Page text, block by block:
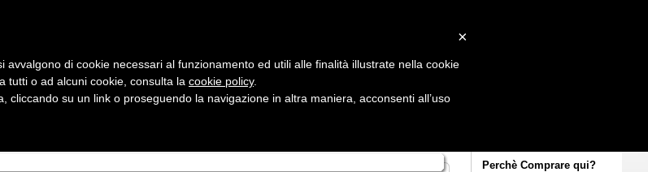
Cerca:
e Automazione Servizi
Robotica
Perchè Comprare qui?
×
di cookie necessari al funzionamento ed utili alle finalità illustrate nella cookie
tutti o ad alcuni cookie, consulta la cookie policy.
cliccando su un link o proseguendo la navigazione in altra maniera, acconsenti all’uso